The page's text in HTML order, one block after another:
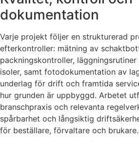
dokumentation
Varje projekt följer en strukturerad
efterkontroller: mätning av
packningskontroller,
isoler, samt fotodokumentation av
underlag för drift och framtida
hur grunden är uppbyggd. Arbetet
branschpraxis och relevanta
spårbarhet och långsiktig
för beställare, förvaltare och brukare.